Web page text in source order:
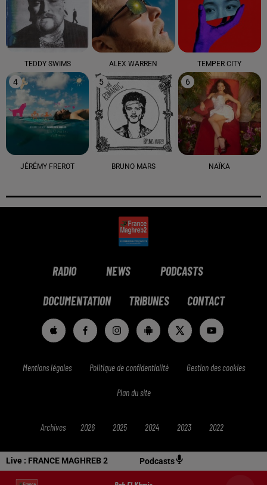
Live : FRANCE MAGHREB 2 Podcasts
TEDDY SWIMS ALEX WARREN TEMPER CITY
4
JÉRÉMY FREROT
5
BRUNO MARS
6
NAÏKA
RADIO NEWS PODCASTS
DOCUMENTATION TRIBUNES CONTACT
Mentions légales Politique de confidentialité Gestion des cookies
Plan du site
Archives 2026 2025 2024 2023 2022